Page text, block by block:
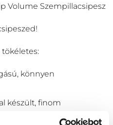
Volume Szempillacsipesz
könnyen
készült, finom